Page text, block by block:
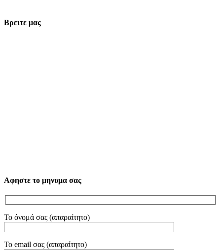
Βρειτε μας
Αφηστε το μηνυμα σας
Το όνομά σας (απαραίτητο)
Το email σας (απαραίτητο)